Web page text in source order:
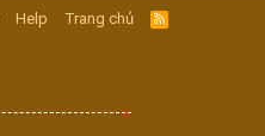
Help Trang chủ
R
S